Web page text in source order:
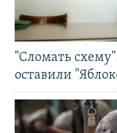
"Сломать
оставили